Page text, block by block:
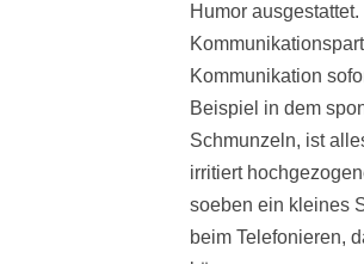
Humor
Kommunikation
Beispiel in dem
Schmunzeln, ist
irritiert
soeben ein kleines
beim Telefonieren,